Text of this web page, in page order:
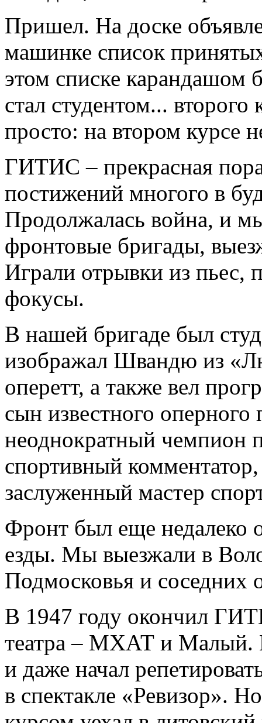
Пришел. На доске
машинке список
этом списке карандашом
стал студентом...
просто: на втором курсе
ГИТИС – прекрасная
постижений многого в
Продолжалась война, и
фронтовые бригады,
Играли отрывки из пьес,
фокусы.
В нашей бригаде был
изображал Швандю из
оперетт, а также вел
сын известного
неоднократный чемпион
спортивный
заслуженный мастер
Фронт был еще недалеко
езды. Мы выезжали в
Подмосковья и соседних
В 1947 году окончил
театра – МХАТ и Малый.
и даже начал
в спектакле «Ревизор».